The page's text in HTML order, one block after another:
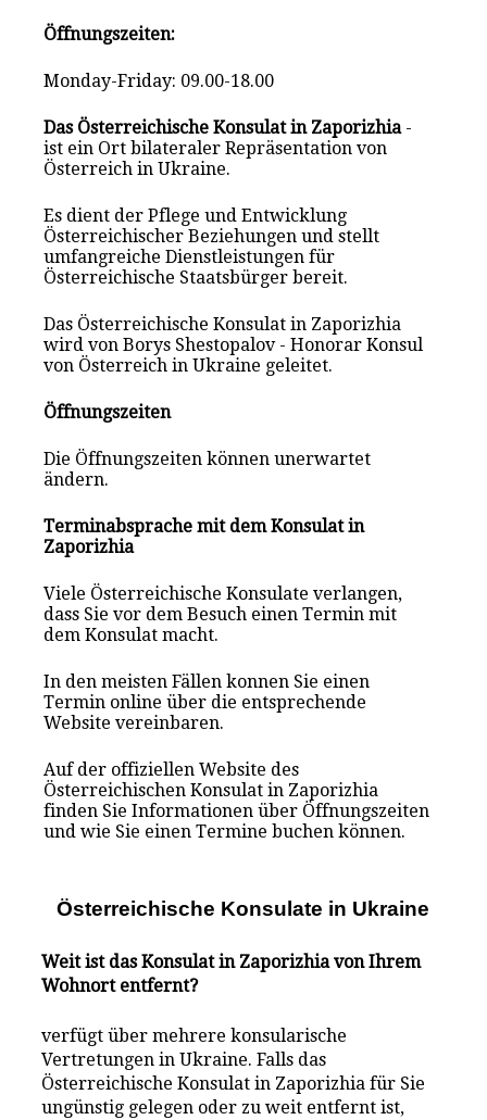
Öffnungszeiten:
Monday-Friday: 09.00-18.00
Das Österreichische Konsulat in Zaporizhia-
ist ein Ort bilateraler Repräsentation von
Österreich in Ukraine.
Es dient der Pflege und Entwicklung
Österreichischer Beziehungen und stellt
umfangreiche Dienstleistungen für
Österreichische Staatsbürger bereit.
Das Österreichische Konsulat in Zaporizhia
wird von Borys Shestopalov - Honorar Konsul
von Österreich in Ukraine geleitet.
Öffnungszeiten
Die Öffnungszeiten können unerwartet
ändern.
Terminabsprache mit dem Konsulat in
Zaporizhia
Viele Österreichische Konsulate verlangen,
dass Sie vor dem Besuch einen Termin mit
dem Konsulat macht.
In den meisten Fällen konnen Sie einen
Termin online über die entsprechende
Website vereinbaren.
Auf der offiziellen Website des
Österreichischen Konsulat in Zaporizhia
finden Sie Informationen über Öffnungszeiten
und wie Sie einen Termine buchen können.
Österreichische Konsulate in Ukraine
Weit ist das Konsulat in Zaporizhia von Ihrem
Wohnort entfernt?
verfügt über mehrere konsularische
Vertretungen in Ukraine. Falls das
Österreichische Konsulat in Zaporizhia für Sie
ungünstig gelegen oder zu weit entfernt ist,